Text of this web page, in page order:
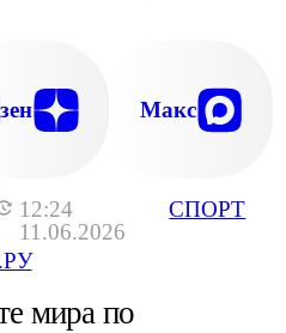
12:24
11.06.2026
СПОРТ
Макс
мира по